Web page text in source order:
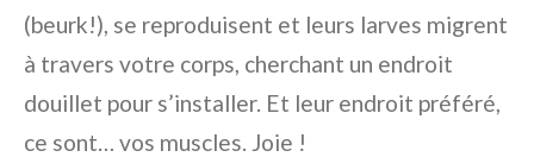
(beurk!), se reproduisent et leurs larves migrent
à travers votre corps, cherchant un endroit
douillet pour s’installer. Et leur endroit préféré,
ce sont… vos muscles. Joie !